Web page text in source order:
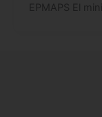
EPMAPS El